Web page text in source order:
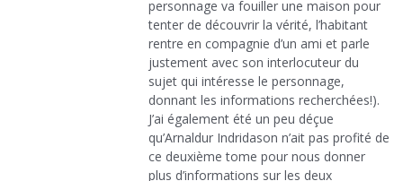
personnage va fouiller une maison pour
tenter de découvrir la vérité, l’habitant
rentre en compagnie d’un ami et parle
justement avec son interlocuteur du
sujet qui intéresse le personnage,
donnant les informations recherchées!).
J’ai également été un peu déçue
qu’Arnaldur Indridason n’ait pas profité de
ce deuxième tome pour nous donner
plus d’informations sur les deux